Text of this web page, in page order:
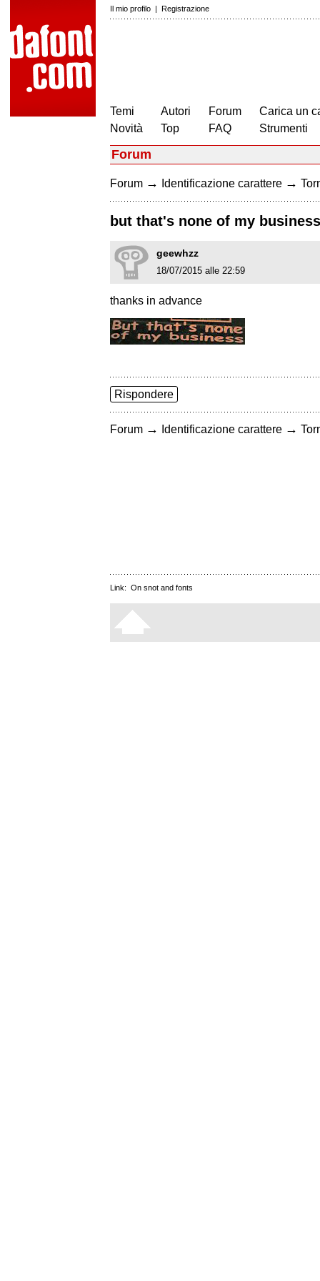
Il mio profilo | Registrazione
Temi
Novità
Autori
Top
Forum
FAQ
Carica un
Strumenti
Forum
Forum → Identificazione carattere →
but that's none of my business
geewhzz
18/07/2015 alle 22:59
thanks in advance
Rispondere
Forum → Identificazione carattere →
Link: On snot and fonts